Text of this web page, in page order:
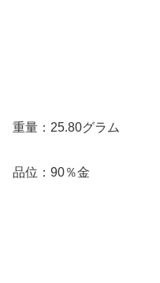
重量：25.80グラム
品位：90％金